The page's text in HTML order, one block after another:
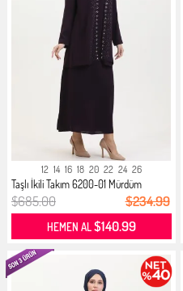
12 14 16 18 20 22 24 26
Taşlı İkili Takım 6200-01 Mürdüm
$685.00 $234.99
HEMEN AL$140.99